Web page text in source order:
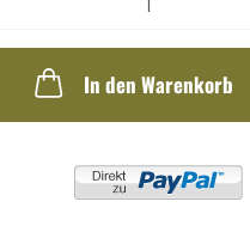
In den Warenkorb